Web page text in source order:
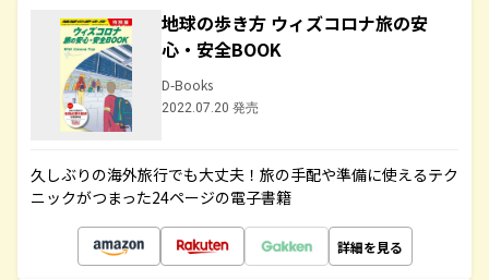
地球の歩き方 ウィズコロナ旅の安
心・安全BOOK
D-Books
2022.07.20 発売
久しぶりの海外旅行でも大丈夫！旅の手配や準備に使えるテク
ニックがつまった24ページの電子書籍
詳細を見る